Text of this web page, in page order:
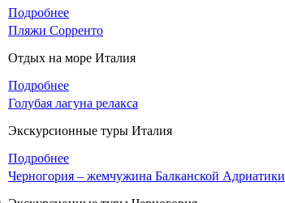
Подробнее
Пляжи Сорренто
Отдых на море Италия
Подробнее
Голубая лагуна релакса
Экскурсионные туры Италия
Подробнее
Черногория – жемчужина Балканской Адриатики